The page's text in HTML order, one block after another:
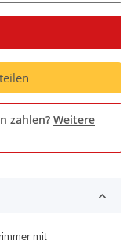
zahlen? Weitere
mit